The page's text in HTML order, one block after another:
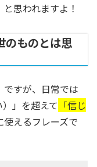
思われますよ！
ものとは思
すが、日常では
」を超えて 「信じ
使えるフレーズで